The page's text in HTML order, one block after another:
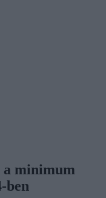
minimum
ben